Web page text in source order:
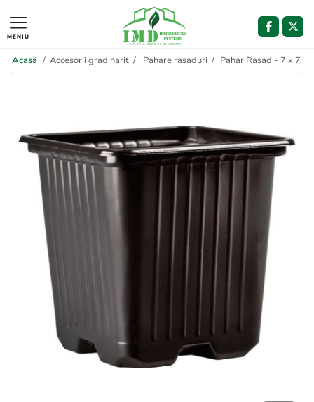
MENIU
Acasă / Accesorii gradinarit / Pahare rasaduri / Pahar Rasad - 7 x 7 x